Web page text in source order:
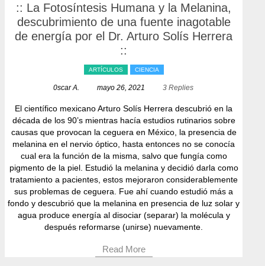
:: La Fotosíntesis Humana y la Melanina,
descubrimiento de una fuente inagotable
de energía por el Dr. Arturo Solís Herrera
::
ARTÍCULOS CIENCIA
0scar A. mayo 26, 2021 3 Replies
El científico mexicano Arturo Solís Herrera descubrió en la
década de los 90’s mientras hacía estudios rutinarios sobre
causas que provocan la ceguera en México, la presencia de
melanina en el nervio óptico, hasta entonces no se conocía
cual era la función de la misma, salvo que fungía como
pigmento de la piel. Estudió la melanina y decidió darla como
tratamiento a pacientes, estos mejoraron considerablemente
sus problemas de ceguera. Fue ahí cuando estudió más a
fondo y descubrió que la melanina en presencia de luz solar y
agua produce energía al disociar (separar) la molécula y
después reformarse (unirse) nuevamente.
Read More